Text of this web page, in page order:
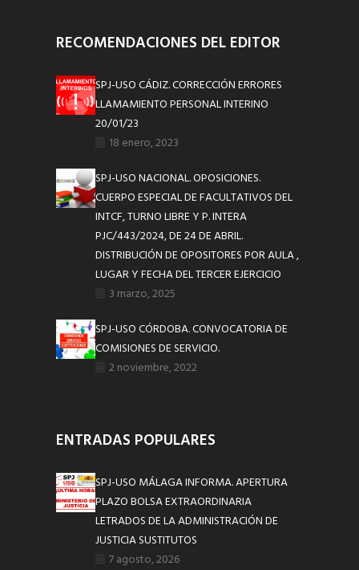
RECOMENDACIONES DEL EDITOR
SPJ-USO CÁDIZ. CORRECCIÓN ERRORES
LLAMAMIENTO PERSONAL INTERINO
20/01/23
18 enero, 2023
SPJ-USO NACIONAL. OPOSICIONES.
CUERPO ESPECIAL DE FACULTATIVOS DEL
INTCF, TURNO LIBRE Y P. INTERA
PJC/443/2024, DE 24 DE ABRIL.
DISTRIBUCIÓN DE OPOSITORES POR AULA ,
LUGAR Y FECHA DEL TERCER EJERCICIO
3 marzo, 2025
SPJ-USO CÓRDOBA. CONVOCATORIA DE
COMISIONES DE SERVICIO.
2 noviembre, 2022
ENTRADAS POPULARES
SPJ-USO MÁLAGA INFORMA. APERTURA
PLAZO BOLSA EXTRAORDINARIA
LETRADOS DE LA ADMINISTRACIÓN DE
JUSTICIA SUSTITUTOS
7 agosto, 2026